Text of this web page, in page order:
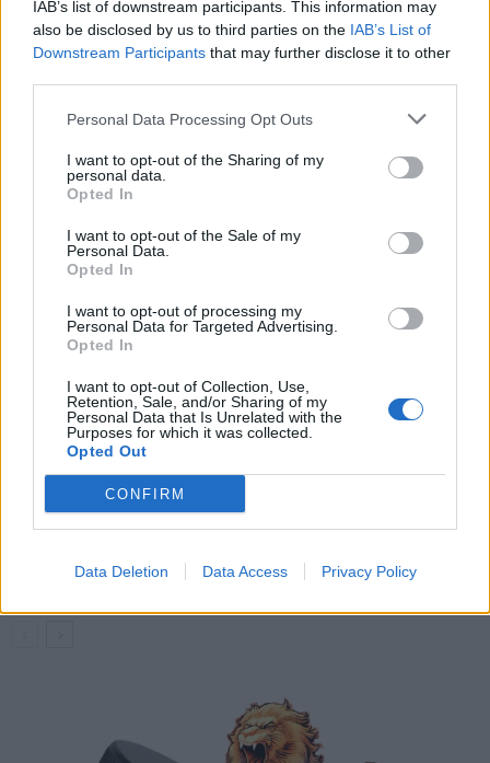
IAB’s list of downstream participants. This information may
also be disclosed by us to third parties on the IAB’s List of
Downstream Participants that may further disclose it to other
Personal Data Processing Opt Outs
I want to opt-out of the Sharing of my
personal data.
Opted In
I want to opt-out of the Sale of my
Personal Data.
Opted In
I want to opt-out of processing my
Personal Data for Targeted Advertising.
Opted In
I want to opt-out of Collection, Use,
Retention, Sale, and/or Sharing of my
Personal Data that Is Unrelated with the
Purposes for which it was collected.
Opted Out
CONFIRM
Data Deletion Data Access Privacy Policy
ylivoimalla – kiekko komealla
laukauksella verkon perukoille
Anton Levtchi tekee paluun
Tampereelle
LIITTYVÄT ARTIKKELIT
Leijonat julkisti ketjut Sveitsi-peliin –
Aleksander Barkov tekee paluun
Venäläisveskari sekosi Suomen 2.
divisioonassa – sai samasta tilanteesta
50 jäähyminuuttia
Kanada – USA klo 15:10 – näin katsot